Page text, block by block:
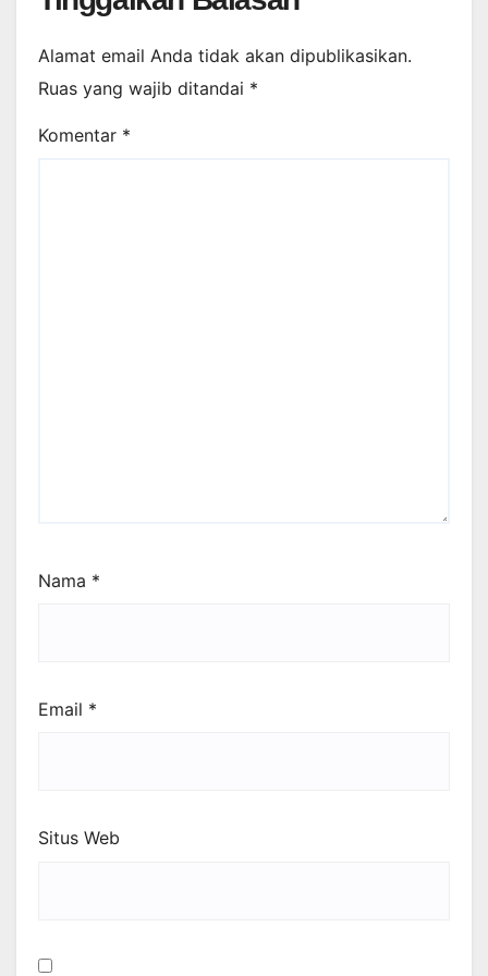
Alamat email Anda tidak akan dipublikasikan.
Ruas yang wajib ditandai *
Komentar *
Nama *
Email *
Situs Web